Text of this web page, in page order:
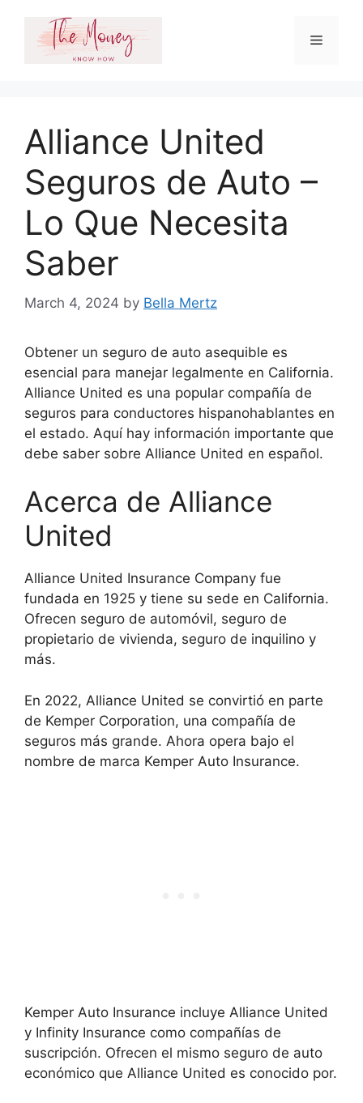
content
Menu
Alliance United
Seguros de Auto –
Lo Que Necesita
Saber
March 4, 2024 by Bella Mertz
Obtener un seguro de auto asequible es
esencial para manejar legalmente en California.
Alliance United es una popular compañía de
seguros para conductores hispanohablantes en
el estado. Aquí hay información importante que
debe saber sobre Alliance United en español.
Acerca de Alliance
United
Alliance United Insurance Company fue
fundada en 1925 y tiene su sede en California.
Ofrecen seguro de automóvil, seguro de
propietario de vivienda, seguro de inquilino y
más.
En 2022, Alliance United se convirtió en parte
de Kemper Corporation, una compañía de
seguros más grande. Ahora opera bajo el
nombre de marca Kemper Auto Insurance.
Kemper Auto Insurance incluye Alliance United
y Infinity Insurance como compañías de
suscripción. Ofrecen el mismo seguro de auto
económico que Alliance United es conocido por.